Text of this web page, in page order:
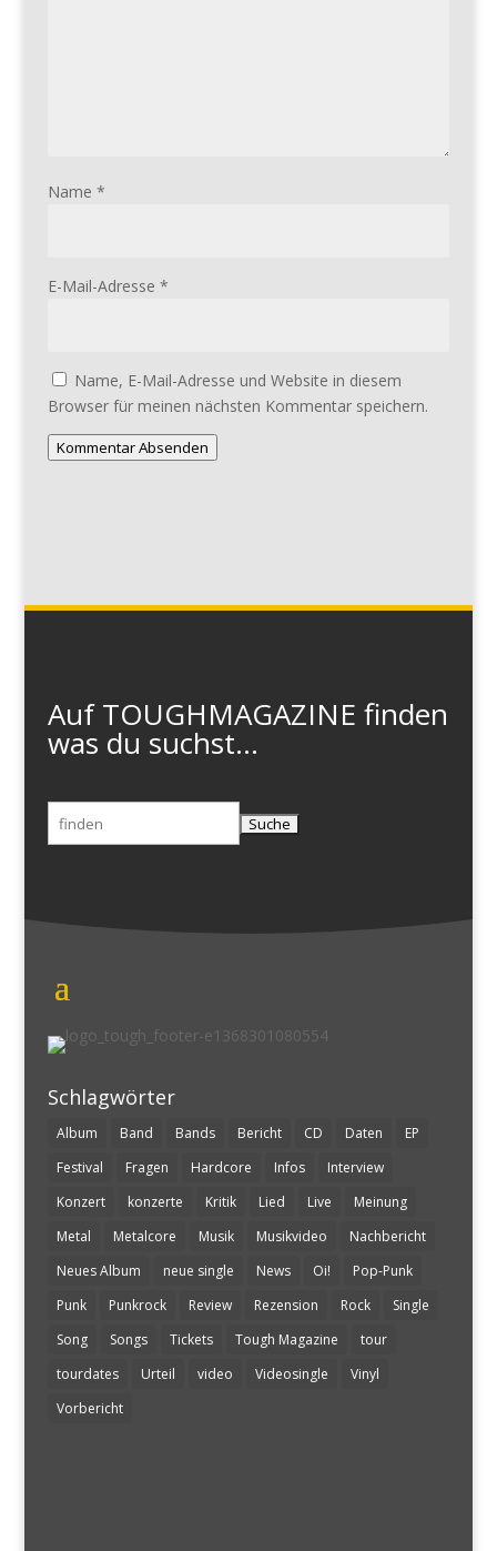
Name *
E-Mail-Adresse *
Name, E-Mail-Adresse und Website in diesem
Browser für meinen nächsten Kommentar speichern.
Kommentar Absenden
Auf TOUGHMAGAZINE finden
was du suchst...
Suchen
nach:
Schlagwörter
Album Band Bands Bericht CD Daten
EP
Festival
Fragen Hardcore Infos
Interview
Konzert
konzerte Kritik Lied Live
Meinung
Metal
Metalcore Musik Musikvideo
Nachbericht
Neues Album
neue single News Oi!
Pop-Punk
Punk
Punkrock Review Rezension Rock
Single
Song
Songs Tickets Tough Magazine
tour
tourdates
Urteil video Videosingle
Vinyl
Vorbericht